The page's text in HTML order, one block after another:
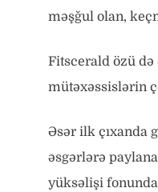
məşğul olan,
Fitscerald özü də
mütəxəssislərin
Əsər ilk çıxanda
əsgərlərə
yüksəlişi